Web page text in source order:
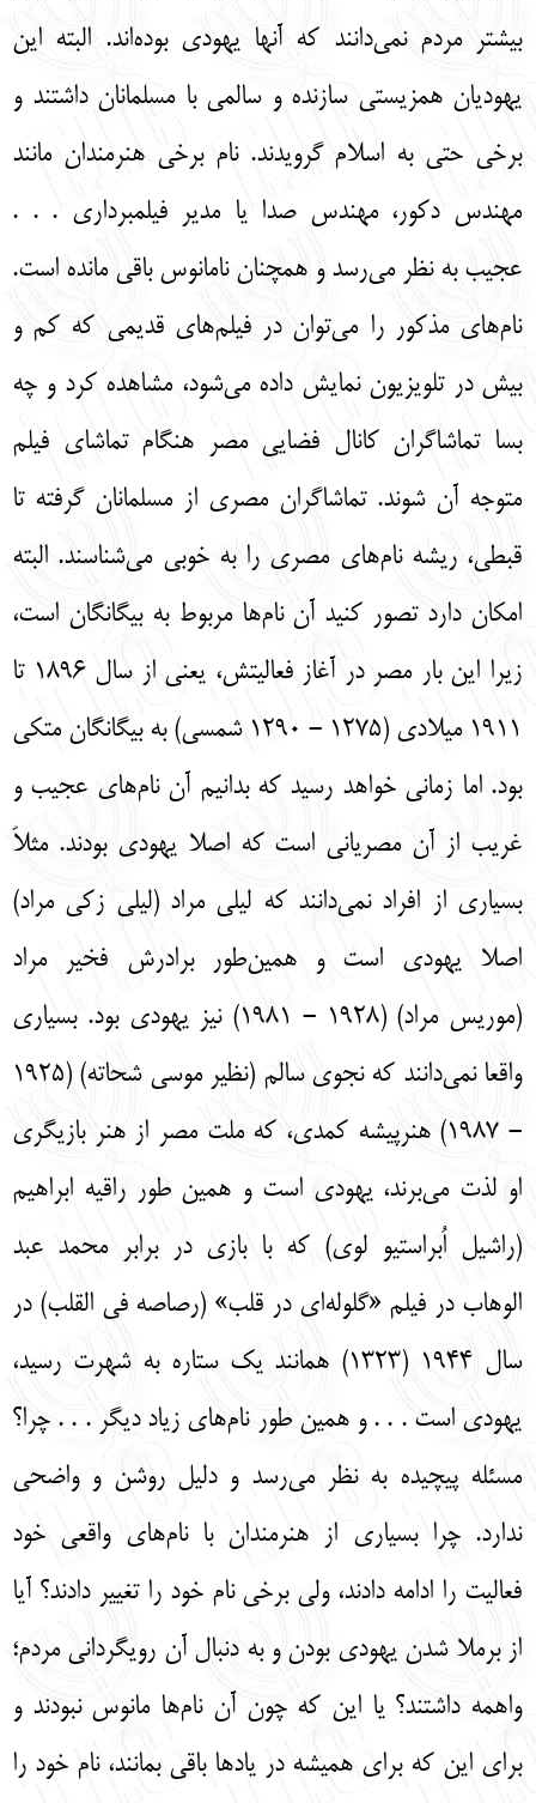
بيشتر مردم نمي‌‌دانند كه آنها يهودي بوده‌‌اند. البته اين
يهوديان همزيستي سازنده و سالمي با مسلمانان داشتند و
برخي حتي به اسلام گرويدند. نام برخي هنرمندان مانند
مهندس دكور، مهندس صدا يا مدير فيلمبرداري . . .
عجيب به نظر مي‌‌رسد و همچنان نامانوس باقي مانده است.
نام‌‌هاي مذكور را مي‌‌توان در فيلم‌‌هاي قديمي كه كم و
بيش در تلويزيون نمايش داده مي‌‌شود، مشاهده كرد و چه
بسا تماشاگران كانال فضايي مصر هنگام تماشاي فيلم
متوجه آن شوند. تماشاگران مصري از مسلمانان گرفته تا
قبطي، ريشه نام‌‌هاي مصري را به خوبي مي‌‌شناسند. البته
امكان دارد تصور كنيد آن نام‌‌ها مربوط به بيگانگان است،
زيرا اين بار مصر در آغاز فعاليتش، يعني از سال 1896 تا
1911 ميلادي (1275 - 1290 شمسي) به بيگانگان متكي
بود. اما زماني خواهد رسيد كه بدانيم آن نام‌‌هاي عجيب و
غريب از آن مصرياني است كه اصلا يهودي بودند. مثلاً
بسياري از افراد نمي‌‌دانند كه ليلي مراد (ليلي زكي مراد)
اصلا يهودي است و همين‌‌طور برادرش فخير مراد
(موريس مراد) (1928 - 1981) نيز يهودي بود. بسياري
واقعا نمي‌‌دانند كه نجوي سالم (نظير موسي شحاته) (1925
- 1987) هنرپيشه كمدي، كه ملت مصر از هنر بازيگري
او لذت مي‌‌برند، يهودي است و همين طور راقيه ابراهيم
(راشيل اُبراستيو لوي) كه با بازي در برابر محمد عبد
الوهاب در فيلم «گلوله‌‌اي در قلب» (رصاصه في القلب) در
سال 1944 (1323) همانند يك ستاره به شهرت رسيد،
يهودي است . . . و همين طور نام‌‌هاي زياد ديگر . . . چرا؟
مسئله پيچيده به نظر مي‌‌رسد و دليل روشن و واضحي
ندارد. چرا بسياري از هنرمندان با نام‌‌هاي واقعي خود
فعاليت را ادامه دادند، ولي برخي نام خود را تغيير دادند؟ آيا
از برملا شدن يهودي بودن و به دنبال آن رويگرداني مردم؛
واهمه داشتند؟ يا اين كه چون آن نام‌‌ها مانوس نبودند و
براي اين كه براي هميشه در يادها باقي بمانند، نام خود را